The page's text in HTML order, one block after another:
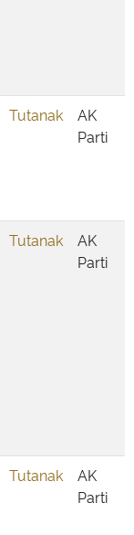
Tutanak
AK
Parti
Tutanak
AK
Parti
Tutanak
AK
Parti